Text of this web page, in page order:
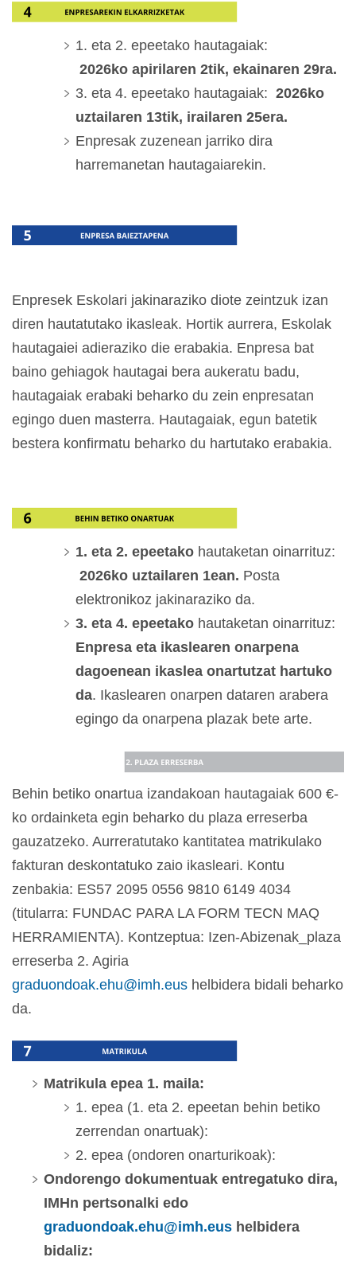
1. eta 2. epeetako hautagaiak:
2026ko apirilaren 2tik, ekainaren 29ra.
3. eta 4. epeetako hautagaiak: 2026ko
uztailaren 13tik, irailaren 25era.
Enpresak zuzenean jarriko dira
harremanetan hautagaiarekin.
Enpresek Eskolari jakinaraziko diote zeintzuk izan
diren hautatutako ikasleak. Hortik aurrera, Eskolak
hautagaiei adieraziko die erabakia. Enpresa bat
baino gehiagok hautagai bera aukeratu badu,
hautagaiak erabaki beharko du zein enpresatan
egingo duen masterra. Hautagaiak, egun batetik
bestera konfirmatu beharko du hartutako erabakia.
1. eta 2. epeetako hautaketan oinarrituz:
2026ko uztailaren 1ean. Posta
elektronikoz jakinaraziko da.
3. eta 4. epeetako hautaketan oinarrituz:
Enpresa eta ikaslearen onarpena
dagoenean ikaslea onartutzat hartuko
da. Ikaslearen onarpen dataren arabera
egingo da onarpena plazak bete arte.
Behin betiko onartua izandakoan hautagaiak 600 €-
ko ordainketa egin beharko du plaza erreserba
gauzatzeko. Aurreratutako kantitatea matrikulako
fakturan deskontatuko zaio ikasleari. Kontu
zenbakia: ES57 2095 0556 9810 6149 4034
(titularra: FUNDAC PARA LA FORM TECN MAQ
HERRAMIENTA). Kontzeptua: Izen-Abizenak_plaza
erreserba 2. Agiria
graduondoak.ehu@imh.eus helbidera bidali beharko
da.
Matrikula epea 1. maila:
1. epea (1. eta 2. epeetan behin betiko
zerrendan onartuak):
2. epea (ondoren onarturikoak):
Ondorengo dokumentuak entregatuko dira,
IMHn pertsonalki edo
graduondoak.ehu@imh.eus helbidera
bidaliz: